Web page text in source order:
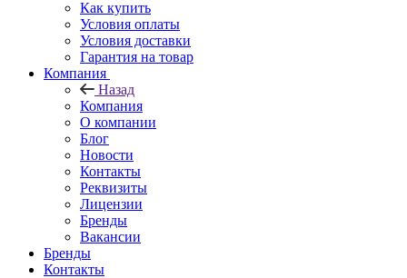
Как купить
Условия оплаты
Условия доставки
Гарантия на товар
Компания
Назад
Компания
О компании
Блог
Новости
Контакты
Реквизиты
Лицензии
Бренды
Вакансии
Бренды
Контакты